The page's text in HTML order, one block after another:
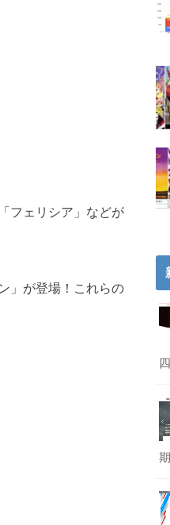
フェリシア」などが
」が登場！これらの